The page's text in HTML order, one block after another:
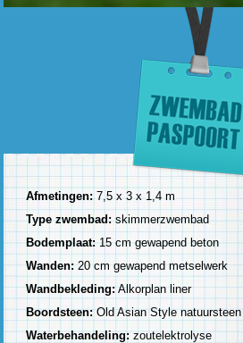
Afmetingen:7,5 x 3 x 1,4 m
Type zwembad:skimmerzwembad
Bodemplaat: 15 cm gewapend beton
Wanden:20 cm gewapend metselwerk
Wandbekleding:Alkorplan liner
Boordsteen: Old Asian Style natuursteen
Waterbehandeling:zoutelektrolyse